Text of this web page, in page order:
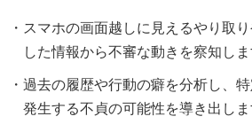
スマホの画面越しに見えるやり取
した情報から不審な動きを察知しま
過去の履歴や行動の癖を分析し、
発生する不貞の可能性を導き出しま